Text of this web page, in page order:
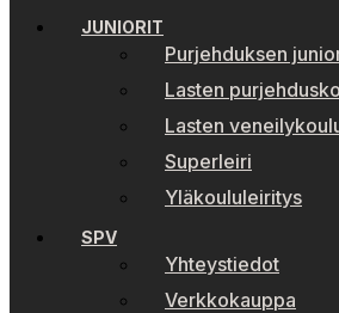
JUNIORIT
Purjehduksen
Lasten
Lasten
Superleiri
Yläkoululeiritys
SPV
Yhteystiedot
Verkkokauppa